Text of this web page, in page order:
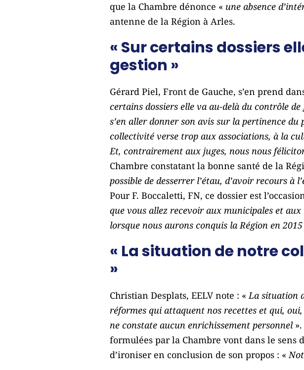
que la Chambre dénonce « une absence
antenne de la Région à Arles.
« Sur certains dossiers
gestion »
Gérard Piel, Front de Gauche, s’en prend
certains dossiers elle va au-delà du contrôle
s’en aller donner son avis sur la pertinence
collectivité verse trop aux associations, à la
Et, contrairement aux juges, nous nous
Chambre constatant la bonne santé de la
possible de desserrer l’étau, d’avoir recours
Pour F. Boccaletti, FN, ce dossier est
que vous allez recevoir aux municipales et aux
lorsque nous aurons conquis la Région en 2015
« La situation de notre
»
Christian Desplats, EELV note : «La situation
réformes qui attaquent nos recettes et qui,
ne constate aucun enrichissement personnel».
formulées par la Chambre vont dans le sens
d’ironiser en conclusion de son propos : «